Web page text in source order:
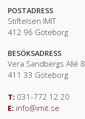
POSTADRESS
Stiftelsen IMIT
412 96 Göteborg
BESÖKSADRESS
Vera Sandbergs Allé 8
411 33 Göteborg
T: 031-772 12 20
E: info@imit.se